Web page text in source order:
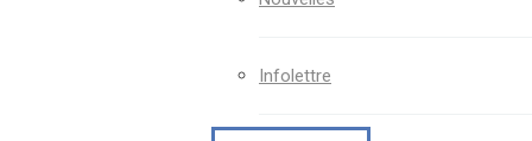
Infolettre